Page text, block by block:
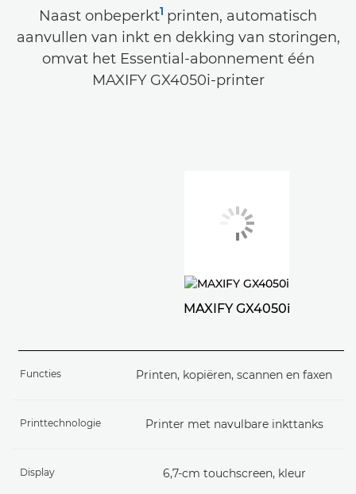
Naast onbeperkt1 printen, automatisch
aanvullen van inkt en dekking van storingen,
omvat het Essential-abonnement één
MAXIFY GX4050i-printer
MAXIFY GX4050i
Functies Printen, kopiëren, scannen en faxen
Printtechnologie Printer met navulbare inkttanks
Display 6,7-cm touchscreen, kleur